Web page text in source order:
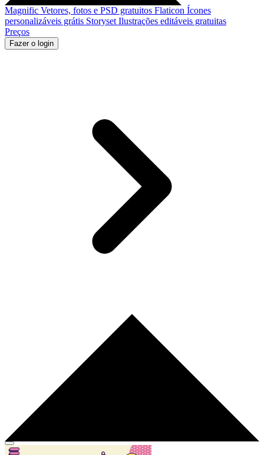
Magnific Vetores, fotos e PSD gratuitos Flaticon Ícones
personalizáveis grátis Storyset Ilustrações editáveis gratuitas
Preços
Fazer o login